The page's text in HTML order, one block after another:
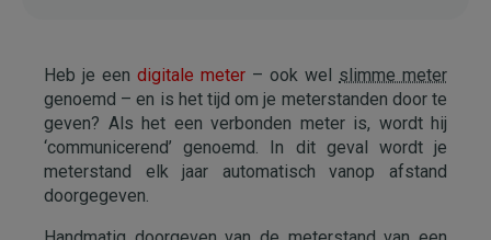
Heb je een digitale meter – ook wel slimme meter
genoemd – en is het tijd om je meterstanden door te
geven? Als het een verbonden meter is, wordt hij
‘communicerend’ genoemd. In dit geval wordt je
meterstand elk jaar automatisch vanop afstand
doorgegeven.